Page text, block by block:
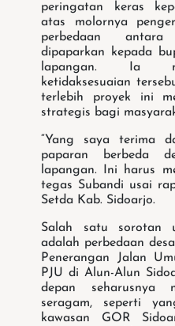
peringatan keras
atas molornya
perbedaan
dipaparkan kepada
lapangan. Ia
ketidaksesuaian
terlebih proyek ini
strategis bagi
“Yang saya terima
paparan berbeda
lapangan. Ini harus
tegas Subandi usai
Setda Kab. Sidoarjo.
Salah satu sorotan
adalah perbedaan
Penerangan Jalan
PJU di Alun-Alun
depan seharusnya
seragam, seperti
kawasan GOR